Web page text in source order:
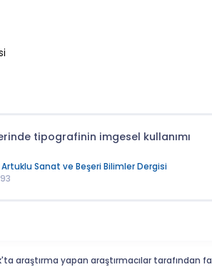
tipografinin imgesel kullanımı
Artuklu Sanat ve Beşeri Bilimler Dergisi
araştırma yapan araştırmacılar